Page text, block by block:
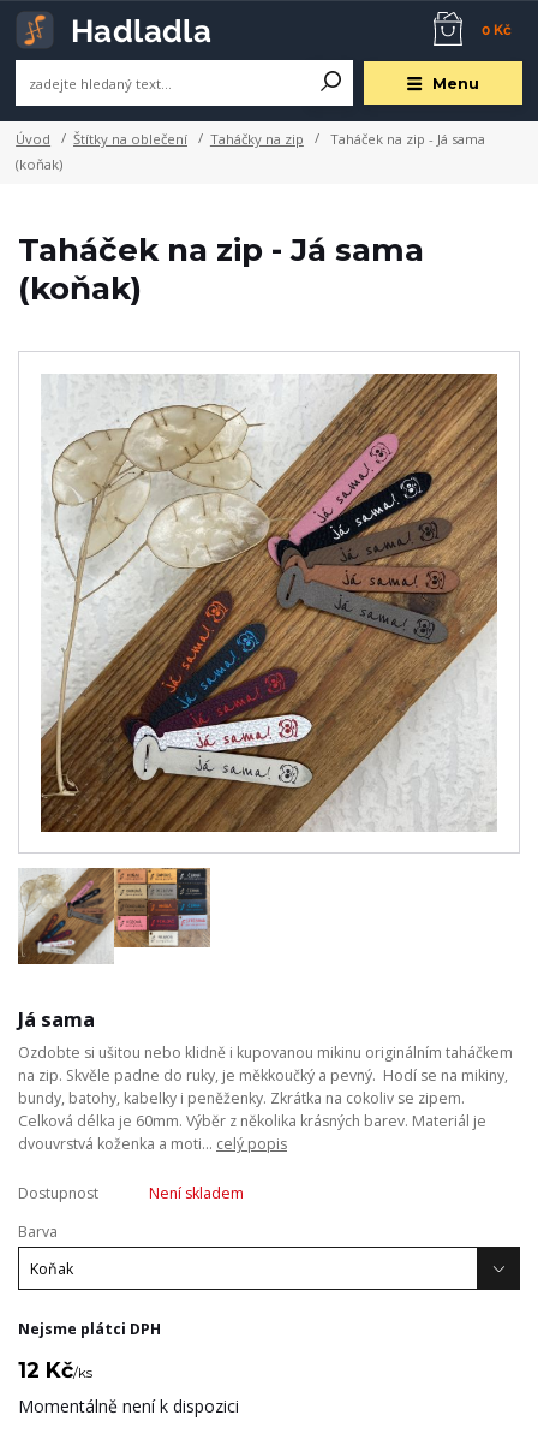
Menu
0 Kč
Úvod Štítky na oblečení Taháčky na zip
Taháček na zip - Já sama
(koňak)
Taháček na zip - Já sama
(koňak)
Já sama
Ozdobte si ušitou nebo klidně i kupovanou mikinu originálním taháčkem
na zip. Skvěle padne do ruky, je měkkoučký a pevný. Hodí se na mikiny,
bundy, batohy, kabelky i peněženky. Zkrátka na cokoliv se zipem.
Celková délka je 60mm. Výběr z několika krásných barev. Materiál je
dvouvrstvá koženka a moti... celý popis
Dostupnost
Není skladem
Barva
Nejsme plátci DPH
12 Kč/ks
Momentálně není k dispozici